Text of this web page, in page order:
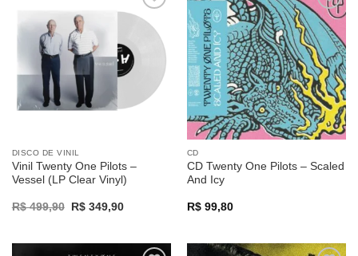
Adicionar
a lista de
DISCO DE VINIL
Vinil Twenty One Pilots –
Vessel (LP Clear Vinyl)
R$499,90
Original
R$349,90Current
Adicionar
a lista de
desejos
CD
CD Twenty One Pilots – Scaled
And Icy
R$99,80